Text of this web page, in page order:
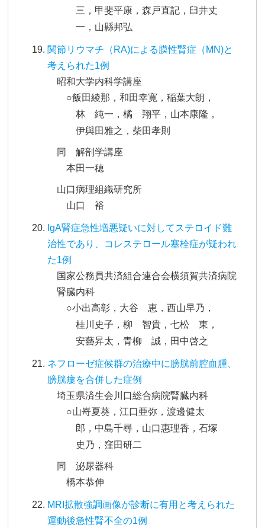
三，甲斐平康，森戸直記，臼井丈
一，山縣邦弘
関節リウマチ（RA)による膜性腎症（MN)と
考えられた1例
昭和大学内科学講座
○飯田綾那，和田幸寛，稲葉大朗，
林 純一，橘 翔平，山本康隆，
伊與田雅之，柴田孝則
同 解剖学講座
本田一穂
山口病理組織研究所
山口 裕
IgA腎症急性増悪疑いに対してステロイド難
治性であり、コレステロール塞栓症が疑われ
た1例
国家公務員共済組合連合会横須賀共済病院
腎臓内科
○小出高彰，大谷 恵，西山早乃，
桂川史子，柳 智貴，七松 東，
安藝昇太，青柳 誠，田中啓之
ネフローゼ症候群の治療中に膀胱前腔血腫、
膀胱瘻を合併した症例
埼玉県済生会川口総合病院腎臓内科
○山嵜夏葵，江口亜弥，渡邊健太
郎，中島千尋，山口惠理香，石塚
史乃，窪田研二
同 泌尿器科
橋本恭伸
MRI拡散強調画像が診断に有用と考えられた
運動後急性腎不全の1例